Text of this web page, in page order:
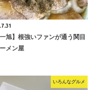
一旭】根強いファンが通う関目
メン屋
いろんなグルメ